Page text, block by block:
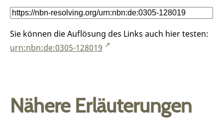
Sie können die Auflösung des Links auch hier testen:
urn:nbn:de:0305-128019
Nähere Erläuterungen